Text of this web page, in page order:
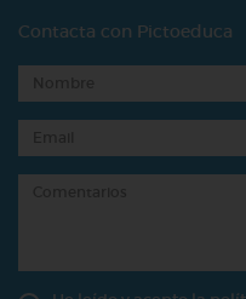
Contacta con Pictoeduca